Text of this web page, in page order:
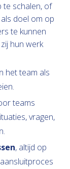
te schalen, of
doel om op
te kunnen
hun werk
het team als
teams
vragen,
, altijd op